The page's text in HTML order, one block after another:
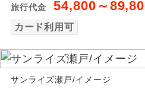
旅行代金 54,800～
カード利用可
サンライズ瀬戸/イメージ
務
があります。
世界遺産
ユネスコ
然遺産を訪